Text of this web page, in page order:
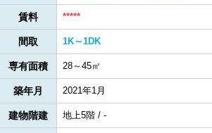
賃料 *****
間取 1K～1DK
専有面積 28～45㎡
築年月 2021年1月
建物階建 地上5階 / -